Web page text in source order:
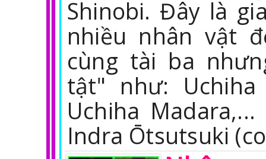
Shinobi. Đây là
nhiều nhân vật
cùng tài ba
tật" như: Uchiha
Uchiha
Indra Ōtsutsuki